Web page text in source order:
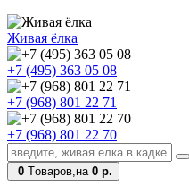
Живая ёлка
+7 (495) 363 05 08
+7 (968) 801 22 71
+7 (968) 801 22 70
0 Tоваров,на 0 р.